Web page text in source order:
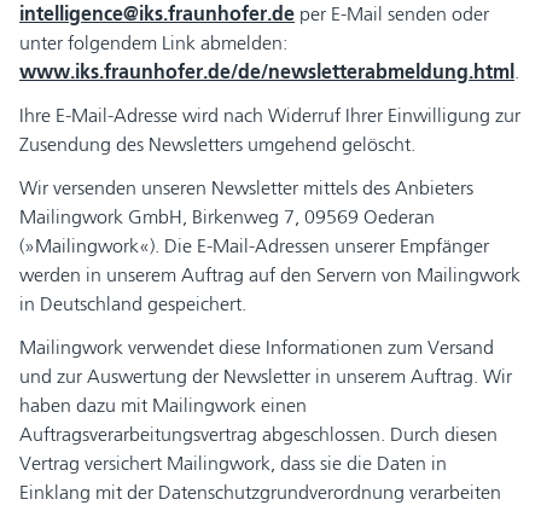
intelligence@iks.fraunhofer.de per E-Mail senden oder
unter folgendem Link abmelden:
www.iks.fraunhofer.de/de/newsletterabmeldung.html .
Ihre E-Mail-Adresse wird nach Widerruf Ihrer Einwilligung zur
Zusendung des Newsletters umgehend gelöscht.
Wir versenden unseren Newsletter mittels des Anbieters
Mailingwork GmbH, Birkenweg 7, 09569 Oederan
(»Mailingwork«). Die E-Mail-Adressen unserer Empfänger
werden in unserem Auftrag auf den Servern von Mailingwork
in Deutschland gespeichert.
Mailingwork verwendet diese Informationen zum Versand
und zur Auswertung der Newsletter in unserem Auftrag. Wir
haben dazu mit Mailingwork einen
Auftragsverarbeitungsvertrag abgeschlossen. Durch diesen
Vertrag versichert Mailingwork, dass sie die Daten in
Einklang mit der Datenschutzgrundverordnung verarbeiten